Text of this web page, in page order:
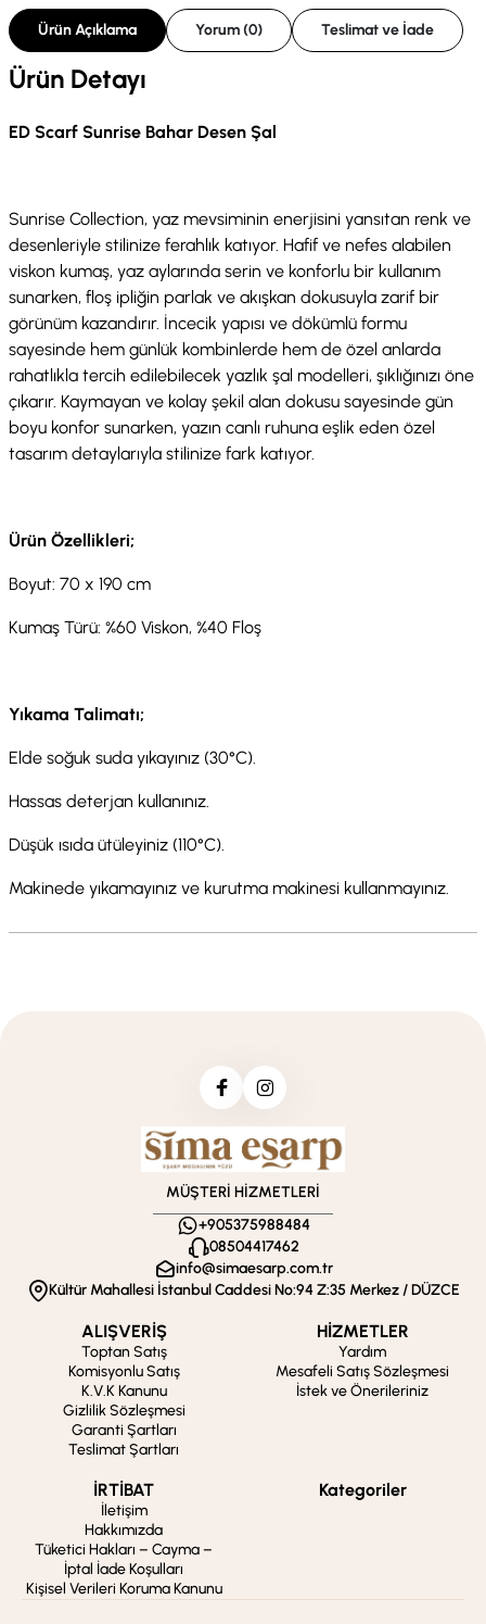
Ürün Açıklama Yorum (0) Teslimat ve İade
Ürün Detayı
ED Scarf Sunrise Bahar Desen Şal
Sunrise Collection, yaz mevsiminin enerjisini yansıtan renk ve
desenleriyle stilinize ferahlık katıyor. Hafif ve nefes alabilen
viskon kumaş, yaz aylarında serin ve konforlu bir kullanım
sunarken, floş ipliğin parlak ve akışkan dokusuyla zarif bir
görünüm kazandırır. İncecik yapısı ve dökümlü formu
sayesinde hem günlük kombinlerde hem de özel anlarda
rahatlıkla tercih edilebilecek yazlık şal modelleri, şıklığınızı öne
çıkarır. Kaymayan ve kolay şekil alan dokusu sayesinde gün
boyu konfor sunarken, yazın canlı ruhuna eşlik eden özel
tasarım detaylarıyla stilinize fark katıyor.
Ürün Özellikleri;
Boyut: 70 x 190 cm
Kumaş Türü: %60 Viskon, %40 Floş
Yıkama Talimatı;
Elde soğuk suda yıkayınız (30°C).
Hassas deterjan kullanınız.
Düşük ısıda ütüleyiniz (110°C).
Makinede yıkamayınız ve kurutma makinesi kullanmayınız.
MÜŞTERİ HİZMETLERİ
+905375988484
08504417462
info@simaesarp.com.tr
Kültür Mahallesi İstanbul Caddesi No:94 Z:35 Merkez / DÜZCE
ALIŞVERİŞ
Toptan Satış
Komisyonlu Satış
K.V.K Kanunu
Gizlilik Sözleşmesi
Garanti Şartları
Teslimat Şartları
HİZMETLER
Yardım
Mesafeli Satış Sözleşmesi
İstek ve Önerileriniz
İRTİBAT
İletişim
Hakkımızda
Tüketici Hakları – Cayma –
İptal İade Koşulları
Kişisel Verileri Koruma Kanunu
Kategoriler